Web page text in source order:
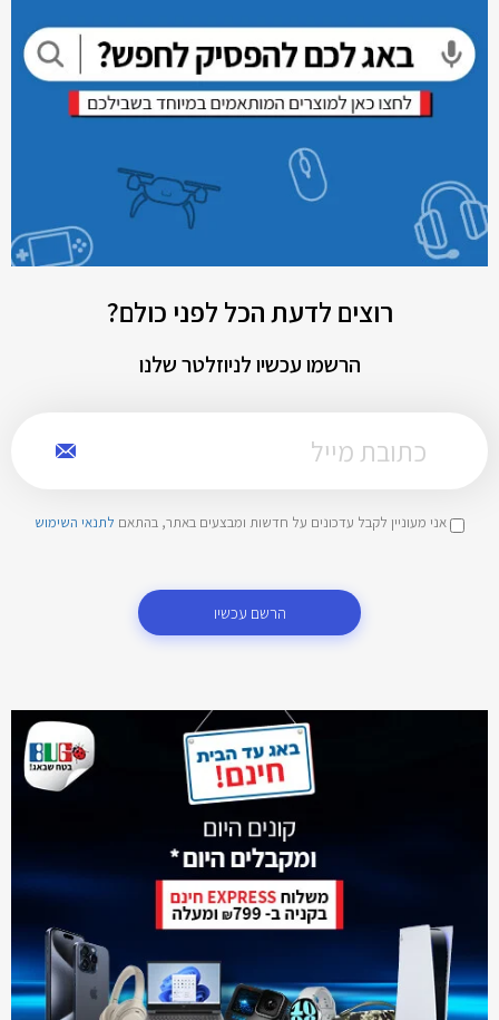
רוצים לדעת הכל לפני כולם?
הרשמו עכשיו לניוזלטר שלנו
אני מעוניין לקבל עדכונים על חדשות ומבצעים באתר, בהתאם לתנאי השימוש
הרשם עכשיו